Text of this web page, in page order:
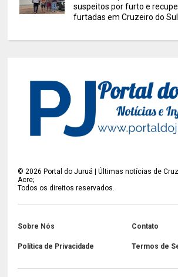
suspeitos por furto e
furtadas em Cruzeiro do
© 2026 Portal do Juruá | Últimas notícias de
Acre;
Todos os direitos reservados.
Sobre Nós Contato
Política de Privacidade Termos de